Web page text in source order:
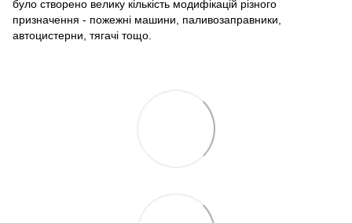
було створено велику кількість модифікацій різного
призначення - пожежні машини, паливозаправники,
автоцистерни, тягачі тощо.